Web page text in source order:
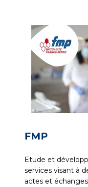
FMP
Etude et
services visant à
actes et